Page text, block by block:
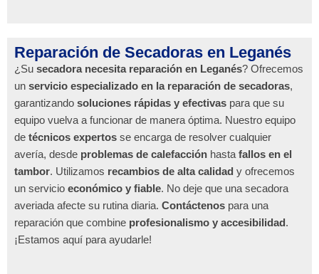
Reparación de Secadoras en Leganés
¿Su secadora necesita reparación en Leganés? Ofrecemos
un servicio especializado en la reparación de secadoras,
garantizando soluciones rápidas y efectivas para que su
equipo vuelva a funcionar de manera óptima. Nuestro equipo
de técnicos expertos se encarga de resolver cualquier
avería, desde problemas de calefacción hasta fallos en el
tambor. Utilizamos recambios de alta calidad y ofrecemos
un servicio económico y fiable. No deje que una secadora
averiada afecte su rutina diaria. Contáctenos para una
reparación que combine profesionalismo y accesibilidad.
¡Estamos aquí para ayudarle!